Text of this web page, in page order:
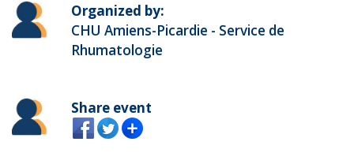
Organized by:
CHU Amiens-Picardie - Service de
Rhumatologie
Share event